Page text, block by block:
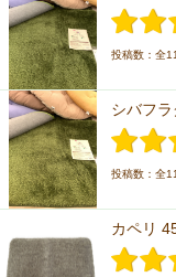
投稿数：全
シバフ
投稿数：全
カペリ